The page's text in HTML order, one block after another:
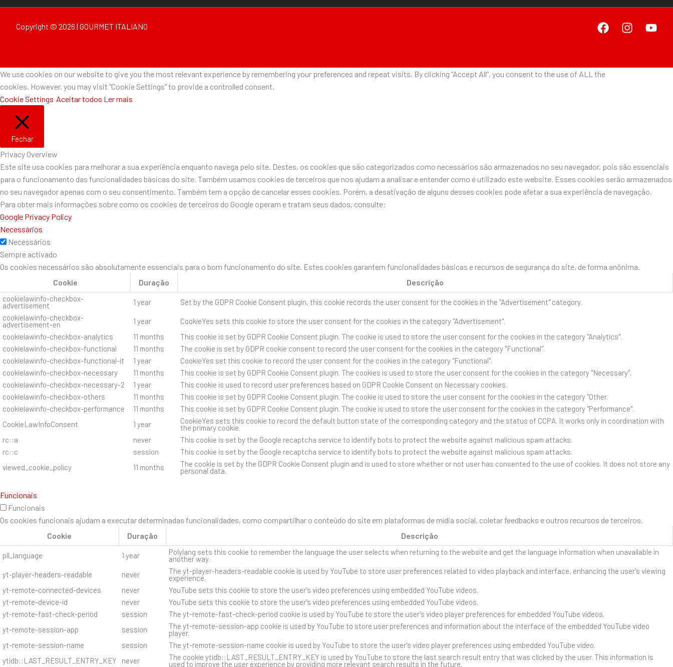
Copyright © 2026 | GOURMET ITALIANO
We use cookies on our website to give you the most relevant experience by remembering your preferences and repeat visits. By clicking “Accept All”, you consent to the use of ALL the
cookies. However, you may visit "Cookie Settings" to provide a controlled consent.
Cookie Settings Aceitar todos Ler mais
Fechar
Privacy Overview
Este site usa cookies para melhorar a sua experiência enquanto navega pelo site. Destes, os cookies que são categorizados como necessários são armazenados no seu navegador, pois são essenciais
para o funcionamento das funcionalidades básicas do site. Também usamos cookies de terceiros que nos ajudam a analisar e entender como é utilizado este website. Esses cookies serão armazenados
no seu navegador apenas com o seu consentimento. Também tem a opção de cancelar esses cookies. Porém, a desativação de alguns desses cookies pode afetar a sua experiência de navegação.
Para obter mais informações sobre como os cookies de terceiros do Google operam e tratam seus dados, consulte:
Google Privacy Policy
Necessários
Necessários
Sempre activado
Os cookies necessários são absolutamente essenciais para o bom funcionamento do site. Estes cookies garantem funcionalidades básicas e recursos de segurança do site, de forma anônima.
Cookie
Duração Descrição
cookielawinfo-checkbox-
advertisement 1 year
Set by the GDPR Cookie Consent plugin, this cookie records the user consent for the cookies in the "Advertisement" category.
cookielawinfo-checkbox-
advertisement-en 1 year
CookieYes sets this cookie to store the user consent for the cookies in the category "Advertisement".
cookielawinfo-checkbox-analytics
11 months
This cookie is set by GDPR Cookie Consent plugin. The cookie is used to store the user consent for the cookies in the category "Analytics".
cookielawinfo-checkbox-functional
11 months
The cookie is set by GDPR cookie consent to record the user consent for the cookies in the category "Functional".
cookielawinfo-checkbox-functional-it
1 year
CookieYes set this cookie to record the user consent for the cookies in the category "Functional".
cookielawinfo-checkbox-necessary
11 months
This cookie is set by GDPR Cookie Consent plugin. The cookies is used to store the user consent for the cookies in the category "Necessary".
cookielawinfo-checkbox-necessary-2
1 year
This cookie is used to record user preferences based on GDPR Cookie Consent on Necessary cookies.
cookielawinfo-checkbox-others
11 months
This cookie is set by GDPR Cookie Consent plugin. The cookie is used to store the user consent for the cookies in the category "Other.
cookielawinfo-checkbox-performance
11 months
This cookie is set by GDPR Cookie Consent plugin. The cookie is used to store the user consent for the cookies in the category "Performance".
CookieLawInfoConsent
1 year CookieYes sets this cookie to record the default button state of the corresponding category and the status of CCPA. It works only in coordination with
the primary cookie.
rc::a
never
This cookie is set by the Google recaptcha service to identify bots to protect the website against malicious spam attacks.
rc::c
session
This cookie is set by the Google recaptcha service to identify bots to protect the website against malicious spam attacks.
viewed_cookie_policy
11 months The cookie is set by the GDPR Cookie Consent plugin and is used to store whether or not user has consented to the use of cookies. It does not store any
personal data.
Funcionais
Funcionais
Os cookies funcionais ajudam a executar determinadas funcionalidades, como compartilhar o conteúdo do site em plataformas de mídia social, coletar feedbacks e outros recursos de terceiros.
Cookie
Duração Descrição
pll_language 1 year Polylang sets this cookie to remember the language the user selects when returning to the website and get the language information when unavailable in
another way.
yt-player-headers-readable
never The yt-player-headers-readable cookie is used by YouTube to store user preferences related to video playback and interface, enhancing the user's viewing
experience.
yt-remote-connected-devices
never
YouTube sets this cookie to store the user's video preferences using embedded YouTube videos.
yt-remote-device-id
never
YouTube sets this cookie to store the user's video preferences using embedded YouTube videos.
yt-remote-fast-check-period
session
The yt-remote-fast-check-period cookie is used by YouTube to store the user's video player preferences for embedded YouTube videos.
yt-remote-session-app
session The yt-remote-session-app cookie is used by YouTube to store user preferences and information about the interface of the embedded YouTube video
player.
yt-remote-session-name
session
The yt-remote-session-name cookie is used by YouTube to store the user's video player preferences using embedded YouTube video.
ytidb::LAST_RESULT_ENTRY_KEY
never The cookie ytidb::LAST_RESULT_ENTRY_KEY is used by YouTube to store the last search result entry that was clicked by the user. This information is
used to improve the user experience by providing more relevant search results in the future.